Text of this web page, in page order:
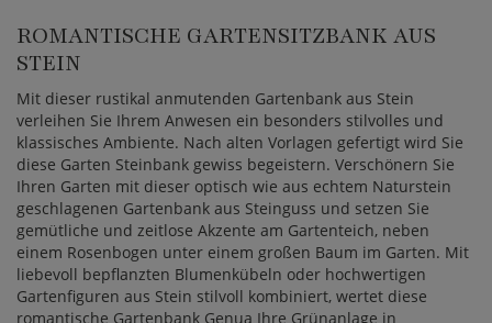
ROMANTISCHE GARTENSITZBANK AUS
STEIN
Mit dieser rustikal anmutenden Gartenbank aus Stein
verleihen Sie Ihrem Anwesen ein besonders stilvolles und
klassisches Ambiente. Nach alten Vorlagen gefertigt wird Sie
diese Garten Steinbank gewiss begeistern. Verschönern Sie
Ihren Garten mit dieser optisch wie aus echtem Naturstein
geschlagenen Gartenbank aus Steinguss und setzen Sie
gemütliche und zeitlose Akzente am Gartenteich, neben
einem Rosenbogen unter einem großen Baum im Garten. Mit
liebevoll bepflanzten Blumenkübeln oder hochwertigen
Gartenfiguren aus Stein stilvoll kombiniert, wertet diese
romantische Gartenbank Genua Ihre Grünanlage in